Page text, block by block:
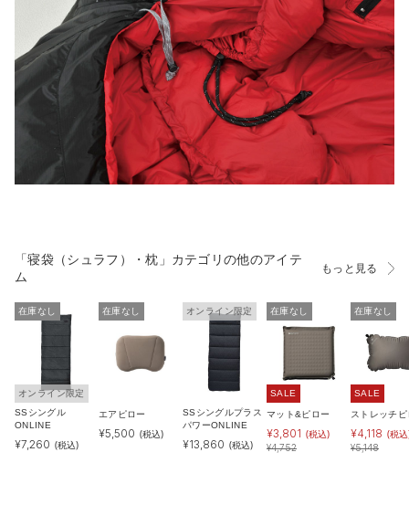
「寝袋（シュラフ）・枕」カテゴリの他のアイテ
ム
もっと見る
在庫なし
オンライン限定
SSシングル
ONLINE
¥7,260 (税込)
在庫なし
エアピロー
¥5,500 (税込)
オンライン限定
SSシングルプラス
パワーONLINE
¥13,860 (税込)
在庫なし
SALE
マット&ピロー
¥3,801 (税込)
¥4,752
在庫なし
SALE
ストレッチピ
¥4,118 (税
¥5,148